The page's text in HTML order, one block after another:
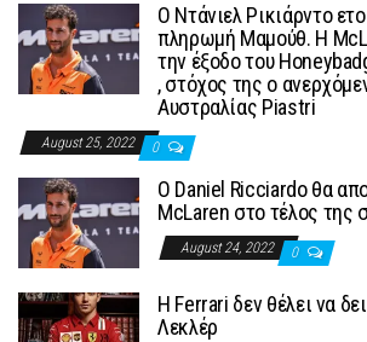
Ο Ντάνιελ Ρικιάρντο
πληρωμή Μαμούθ. Η
την έξοδο του
, στόχος της ο
Αυστραλίας Piastri
August 25, 2022 0
Ο Daniel Ricciardo θα
McLaren στο τέλος της
August 24, 2022 0
H Ferrari δεν θέλει να
Λεκλέρ